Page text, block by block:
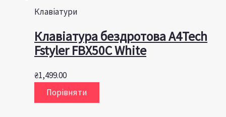
Клавіатури
Клавіатура бездротова A4Tech
Fstyler FBX50C White
₴1,499.00
Порівняти